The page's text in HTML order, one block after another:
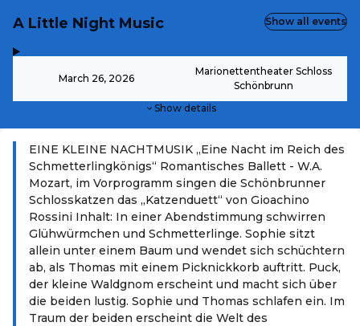
A Little Night Music
March 26, 2026
Marionettentheater Schloss
Schönbrunn
Show details
Show all events
EINE KLEINE NACHTMUSIK „Eine Nacht im Reich des
Schmetterlingkönigs“ Romantisches Ballett - W.A.
Mozart, im Vorprogramm singen die Schönbrunner
Schlosskatzen das „Katzenduett“ von Gioachino
Rossini Inhalt: In einer Abendstimmung schwirren
Glühwürmchen und Schmetterlinge. Sophie sitzt
allein unter einem Baum und wendet sich schüchtern
ab, als Thomas mit einem Picknickkorb auftritt. Puck,
der kleine Waldgnom erscheint und macht sich über
die beiden lustig. Sophie und Thomas schlafen ein. Im
Traum der beiden erscheint die Welt des